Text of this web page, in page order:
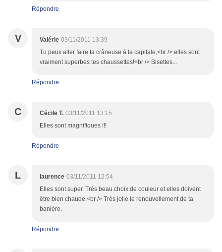
Répondre
V Valérie 03/11/2011 13:39
Tu peux aller faire ta crâneuse à la capitale,<br /> elles sont
vraiment superbes tes chaussettes!<br /> Bisettes...
Répondre
C Cécile T. 03/11/2011 13:15
Elles sont magnifiques !!!
Répondre
L laurence 03/11/2011 12:54
Elles sont super. Très beau choix de couleur et elles doivent
être bien chaude.<br /> Très jolie le renouvellement de ta
banière.
Répondre